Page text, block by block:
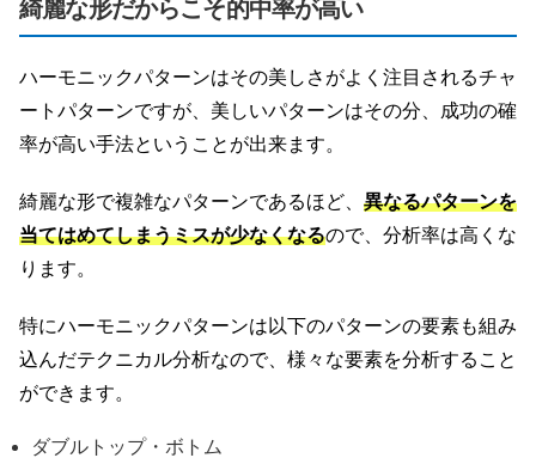
綺麗な形だからこそ的中率が高い
ハーモニックパターンはその美しさがよく注目されるチャ
ートパターンですが、美しいパターンはその分、成功の確
率が高い手法ということが出来ます。
綺麗な形で複雑なパターンであるほど、 異なるパターンを
当てはめてしまうミスが少なくなるので、分析率は高くな
ります。
特にハーモニックパターンは以下のパターンの要素も組み
込んだテクニカル分析なので、様々な要素を分析すること
ができます。
ダブルトップ・ボトム